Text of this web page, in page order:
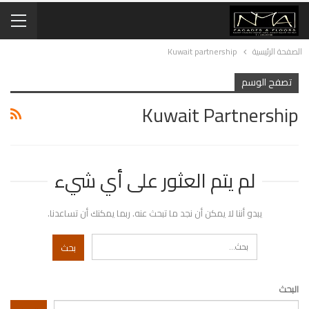
الصفحة الرئيسية Kuwait partnership
تصفح الوسم
Kuwait Partnership
لم يتم العثور على أي شيء
يبدو أننا لا يمكن أن نجد ما تبحث عنه. ربما يمكنك أن تساعدنا.
البحث